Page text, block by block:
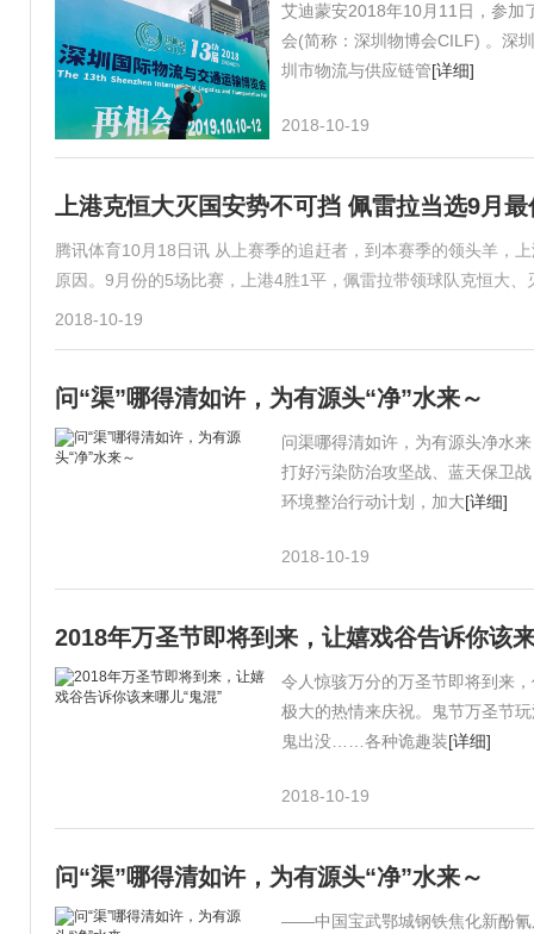
艾迪蒙安2018年10月11日，参
会(简称：深圳物博会CILF) 。深
圳市物流与供应链管[详细]
2018-10-19
上港克恒大灭国安势不可挡 佩雷拉当选9月最
腾讯体育10月18日讯 从上赛季的追赶者，到本赛季的领头羊，
原因。9月份的5场比赛，上港4胜1平，佩雷拉带领球队克恒大
2018-10-19
问“渠”哪得清如许，为有源头“净”水来～
问渠哪得清如许，为有源头净水
打好污染防治攻坚战、蓝天保卫
环境整治行动计划，加大[详细]
2018-10-19
2018年万圣节即将到来，让嬉戏谷告诉你该
令人惊骇万分的万圣节即将到来
极大的热情来庆祝。鬼节万圣节
鬼出没……各种诡趣装[详细]
2018-10-19
问“渠”哪得清如许，为有源头“净”水来～
——中国宝武鄂城钢铁焦化新酚氰